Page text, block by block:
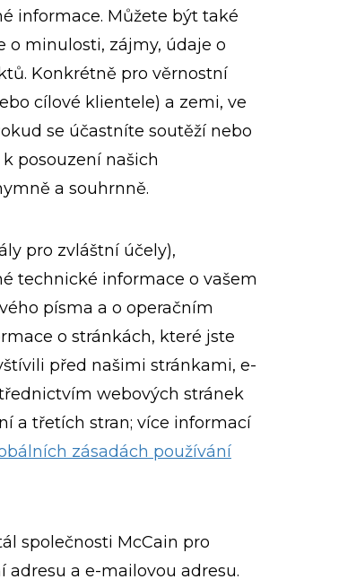
informace. Můžete být také
o minulosti, zájmy, údaje o
Konkrétně pro věrnostní
cílové klientele) a zemi, ve
se účastníte soutěží nebo
posouzení našich
a souhrnně.
pro zvláštní účely),
technické informace o vašem
písma a o operačním
o stránkách, které jste
před našimi stránkami, e-
webových stránek
a třetích stran; více informací
zásadách používání
společnosti McCain pro
a e-mailovou adresu.